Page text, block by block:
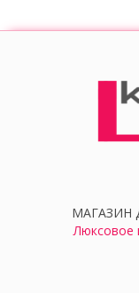
МАГАЗИН
Люксовое